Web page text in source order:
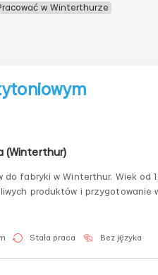
w Winterthurze
(Winterthur)
fabryki w Winterthur. Wiek od
produktów i przygotowanie
za godzinę. Praca nie jest
Stała praca Bez języka